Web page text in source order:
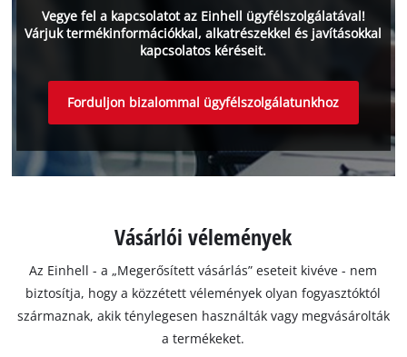
Vegye fel a kapcsolatot az Einhell ügyfélszolgálatával!
Várjuk termékinformációkkal, alkatrészekkel és javításokkal
kapcsolatos kéréseit.
Forduljon bizalommal ügyfélszolgálatunkhoz
Vásárlói vélemények
Az Einhell - a „Megerősített vásárlás” eseteit kivéve - nem
biztosítja, hogy a közzétett vélemények olyan fogyasztóktól
származnak, akik ténylegesen használták vagy megvásárolták
a termékeket.